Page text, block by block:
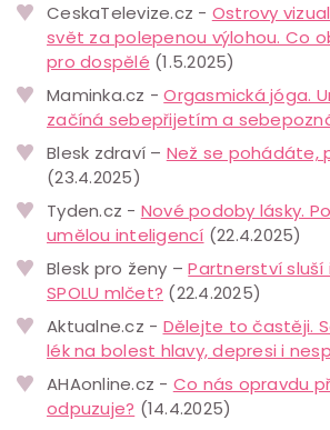
CeskaTelevize.cz - Ostrovy
svět za polepenou výlohou. Co
pro dospělé (1.5.2025)
Maminka.cz -Orgasmická jóga.
začíná sebepřijetím a
Blesk zdraví – Než se
(23.4.2025)
Tyden.cz - Nové podoby lásky.
umělou inteligencí (22.4.2025)
Blesk pro ženy –Partnerství
SPOLU mlčet? (22.4.2025)
Aktualne.cz - Dělejte to častěji.
lék na bolest hlavy, depresi i
AHAonline.cz - Co nás opravdu
odpuzuje? (14.4.2025)